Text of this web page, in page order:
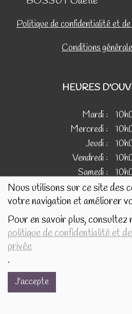
Nous utilisons sur ce site des
votre navigation et améliorer
Pour en savoir plus, consultez
politique de confidentialité et
privée
.
J'accepte
Politique de confidentialité et
Conditions
HEURES
Mardi :
Mercredi :
Jeudi :
Vendredi :
Samedi :
IMAGES
Les images présentées pour
sur ce site ne sont pas